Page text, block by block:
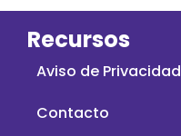
Recursos
Aviso de Privacidad
Contacto